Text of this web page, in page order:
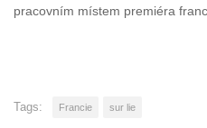
pracovním místem premiéra
Tags: Francie sur lie